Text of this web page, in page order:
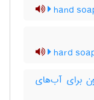
hand
hard
برای آب‌های